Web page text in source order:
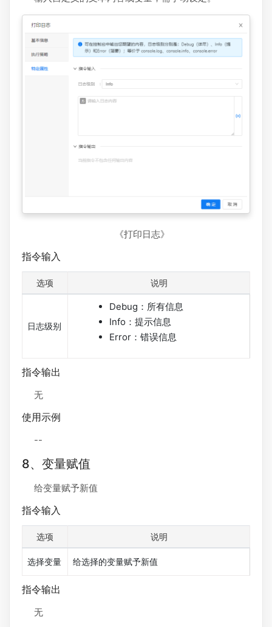
《打印日志》
指令输入
选项 说明
日志级别
Debug：所有信息
Info：提示信息
Error：错误信息
指令输出
无
使用示例
--
8、变量赋值
给变量赋予新值
指令输入
选项 说明
选择变量 给选择的变量赋予新值
指令输出
无